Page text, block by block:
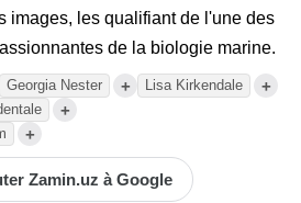
images, les qualifiant de l'une des
de la biologie marine.
Georgia Nester + Lisa Kirkendale +
+
+
Zamin.uz à Google